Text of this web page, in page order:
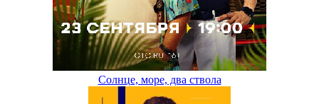
Солнце, море, два ствола